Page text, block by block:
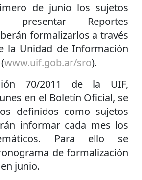
de junio los sujetos
presentar Reportes
formalizarlos a través
la Unidad de Información
www.uif.gob.ar/sro).
70/2011 de la UIF,
en el Boletín Oficial, se
definidos como sujetos
informar cada mes los
Para ello se
de formalización
junio.